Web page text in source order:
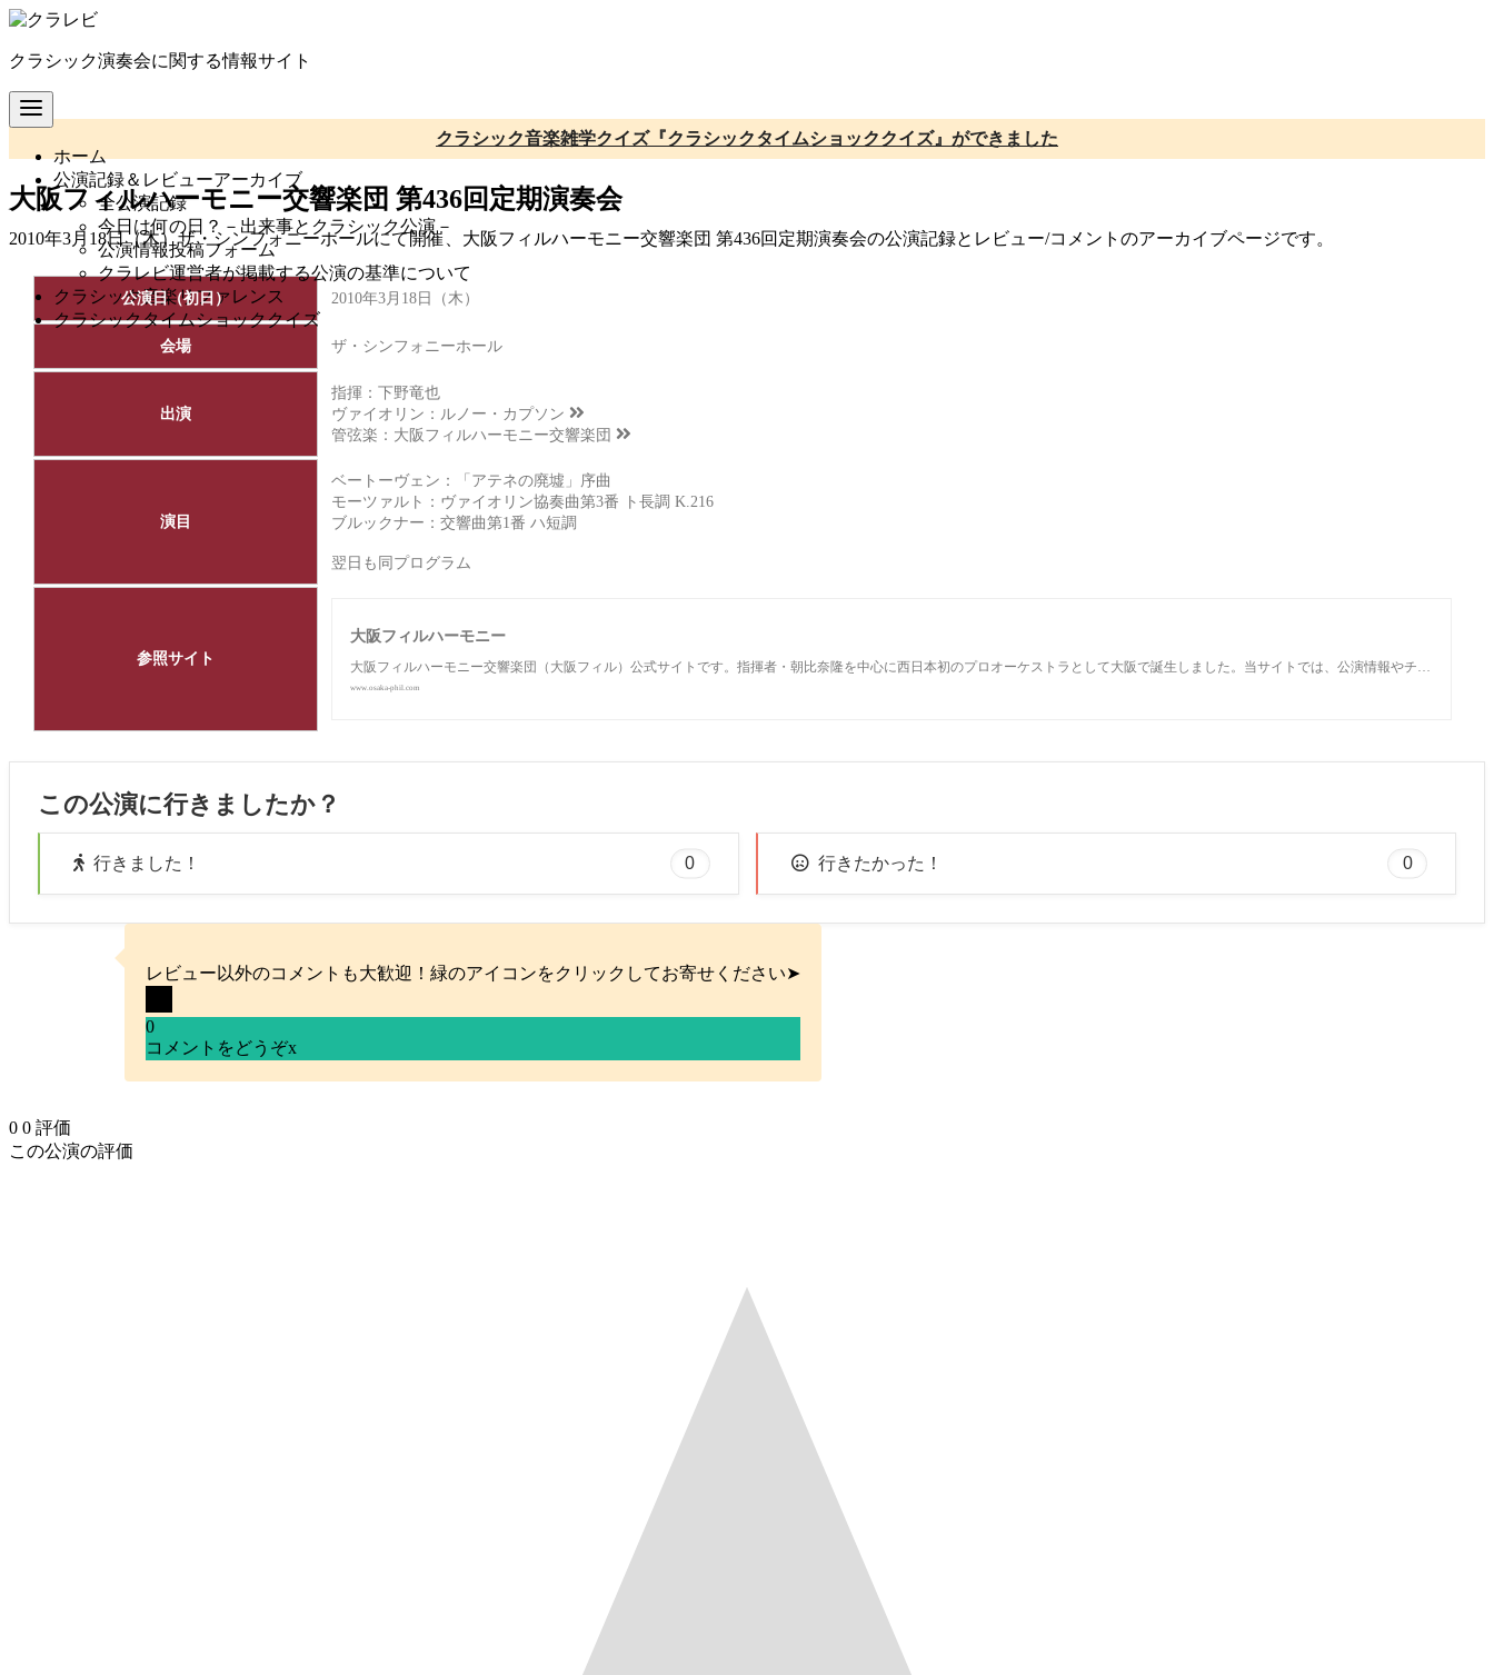
コ
テ
ン
ツ
移
動
クラシック演奏会に関する情報サイト
ホーム
公演記録＆レビューアーカイブ
全公演記録
今日は何の日？－出来事とクラシック公演－
公演情報投稿フォーム
クラレビ運営者が掲載する公演の基準について
クラシック音楽リファレンス
クラシックタイムショッククイズ
クラシック音楽雑学クイズ『クラシックタイムショッククイズ』ができました
大阪フィルハーモニー交響楽団 第436回定期演奏会
2010年3月18日（木）ザ・シンフォニーホールにて開催、大阪フィルハーモニー交響楽団 第436回定期演奏会の公演記録とレビュー/コメントのアーカイブページです。
公演日（初日） 2010年3月18日（木）
会場 ザ・シンフォニーホール
出演
指揮：下野竜也
ヴァイオリン： ルノー・カプソン
管弦楽： 大阪フィルハーモニー交響楽団
演目
ベートーヴェン：「アテネの廃墟」序曲
モーツァルト：ヴァイオリン協奏曲第3番 ト長調 K.216
ブルックナー：交響曲第1番 ハ短調
翌日も同プログラム
参照サイト
大阪フィルハーモニー
大阪フィルハーモニー交響楽団（大阪フィル）公式サイトです。指揮者・朝比奈隆を中心に西日本初のプロオーケストラとして大阪で誕生しました。当サイトでは、公演情報やチ…
www.osaka-phil.com
この公演に行きましたか？
行きました！ 0 行きたかった！ 0
レビュー以外のコメントも大歓迎！緑のアイコンをクリックしてお寄せください➤
0
コメントをどうぞx
0 0 評価
この公演の評価